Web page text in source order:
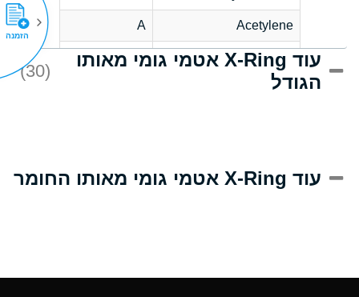
Acetylene
A
Acrlylonitrile
D
Adipic Acid
(Aqueous)
עוד X-Ring אטמי גומי מאותו
הגודל
(30)
עוד X-Ring אטמי גומי מאותו החומר
הזמנה